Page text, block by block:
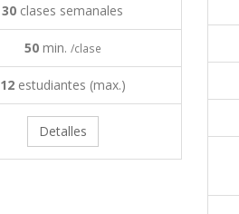
30 clases semanales
50min. /clase
12estudiantes (max.)
Detalles